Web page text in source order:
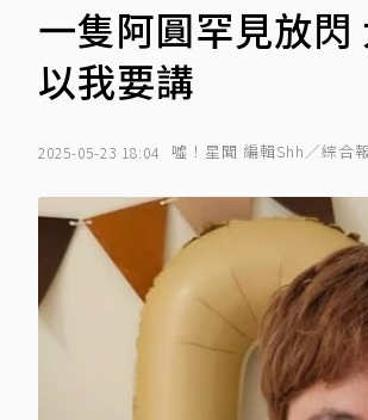
一隻阿圓罕見放
以我要講
2025-05-23 18:04 噓！星聞 編輯Shh／綜合